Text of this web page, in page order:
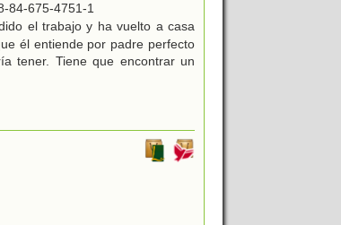
84-675-4751-1
el trabajo y ha vuelto a casa
él entiende por padre perfecto
tener. Tiene que encontrar un